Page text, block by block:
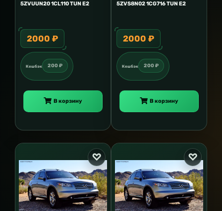
5ZVUUN20 1CL110 TUN E2
2000 ₽
Кешбэк 200 ₽
В корзину
5ZVS8N02 1CG716 TUN E2
2000 ₽
Кешбэк 200 ₽
В корзину